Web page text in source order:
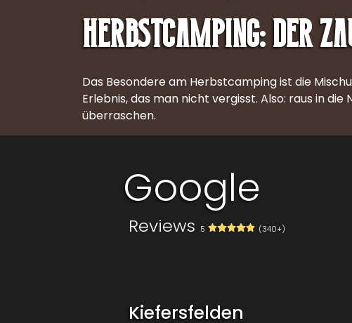
Herbstcamping: der
Das Besondere am Herbstcamping ist die
Erlebnis, das man nicht vergisst. Also: raus in
überraschen.
ContactGoogle
Reviews 5 (340+)
Kiefersfelden